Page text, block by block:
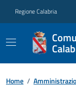
Regione Calabria
Home /